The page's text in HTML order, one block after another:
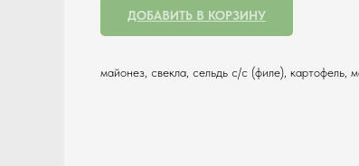
ДОБАВИТЬ В КОРЗИНУ
майонез, свекла, сельдь с/с (филе), картофель,